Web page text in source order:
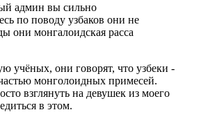
админ вы сильно
по поводу узбаков они не
они монгалоидская расса
учёных, они говорят, что узбеки -
монголоидных примесей.
взглянуть на девушек из моего
в этом.